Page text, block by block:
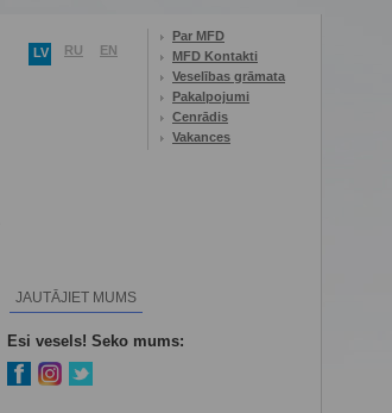
LV RU EN
Par MFD
MFD Kontakti
Veselības grāmata
Pakalpojumi
Cenrādis
Vakances
JAUTĀJIET MUMS
Esi vesels! Seko mums: